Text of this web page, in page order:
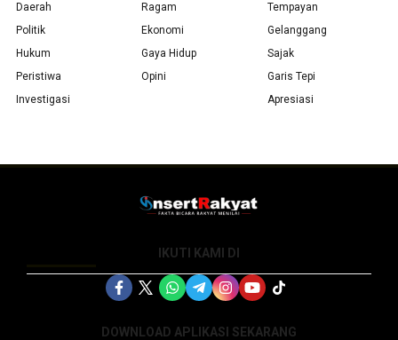
Daerah
Politik
Hukum
Peristiwa
Investigasi
Ragam
Ekonomi
Gaya Hidup
Opini
Tempayan
Gelanggang
Sajak
Garis Tepi
Apresiasi
IKUTI KAMI DI
DOWNLOAD APLIKASI SEKARANG